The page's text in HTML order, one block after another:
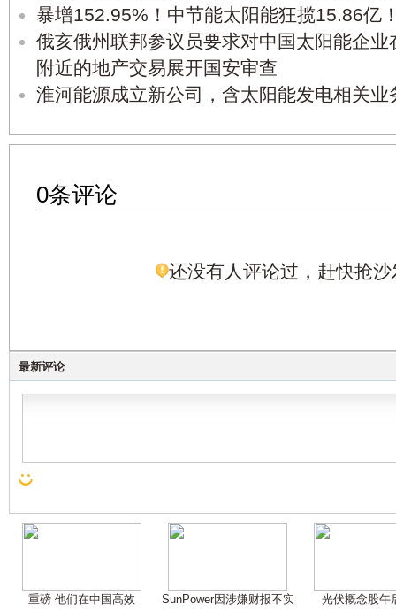
暴增152.95%！中节能太阳能狂揽15.86亿
俄亥俄州联邦参议员要求对中国太阳能企
附近的地产交易展开国安审查
淮河能源成立新公司，含太阳能发电相关业
0条评论
还没有人评论过，赶快抢沙
最新评论
重磅 他们在中国高效 SunPower因涉嫌财报不实 光伏概念股午